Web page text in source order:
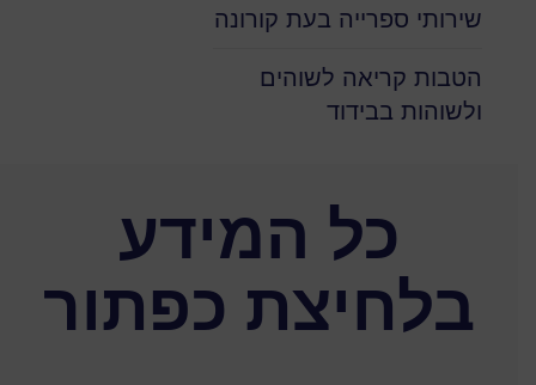
שירותי ספרייה בעת קורונה
הטבות קריאה לשוהים
ולשוהות בבידוד
כל המידע
בלחיצת כפתור